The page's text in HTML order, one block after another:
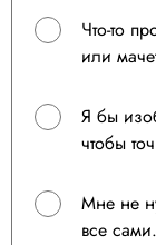
Что-то
или
Я бы
чтобы
Мне не
все сами.